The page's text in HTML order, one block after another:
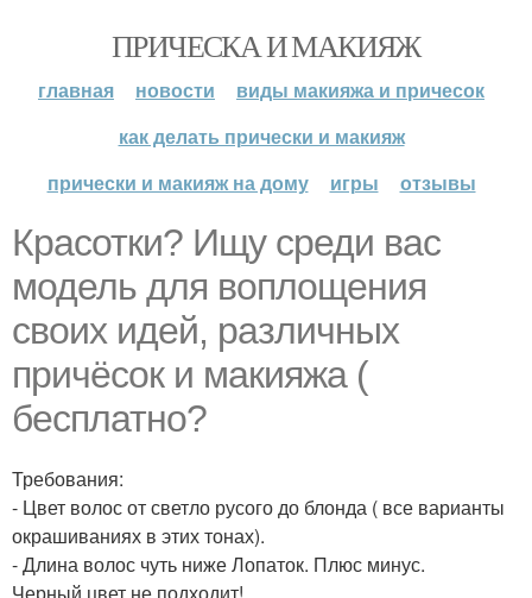
ПРИЧЕСКА И МАКИЯЖ
главная новости
виды макияжа и причесок
как делать прически и макияж
прически и макияж на дому
игры отзывы
Красотки? Ищу среди вас
модель для воплощения
своих идей, различных
причёсок и макияжа (
бесплатно?
Требования:
- Цвет волос от светло русого до блонда ( все варианты
окрашиваниях в этих тонах).
- Длина волос чуть ниже Лопаток. Плюс минус.